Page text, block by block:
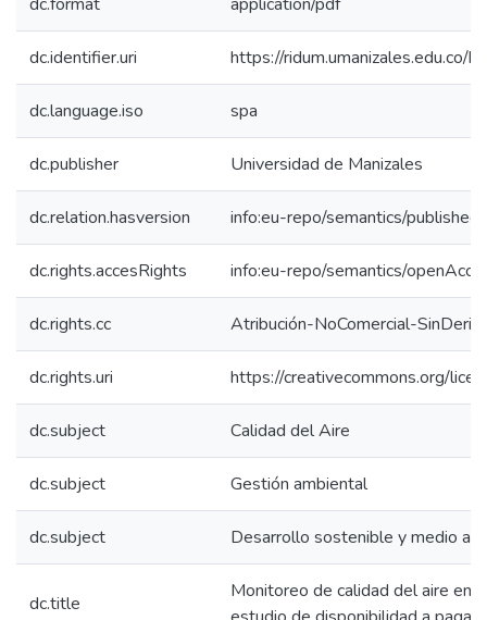
dc.identifier.uri https://
dc.language.iso spa
dc.publisher Universidad de Manizales
dc.relation.hasversion info:eu-repo/semantics/
dc.rights.accesRights info:eu-repo/semantics/
dc.rights.cc Atribución-NoComercial-
dc.rights.uri https://creativecommons.org/
dc.subject Calidad del Aire
dc.subject Gestión ambiental
dc.subject Desarrollo sostenible y medio
dc.title
Monitoreo de calidad del aire en